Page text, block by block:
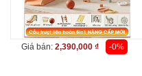
Giá bán: 2,390,000 ₫ -0%